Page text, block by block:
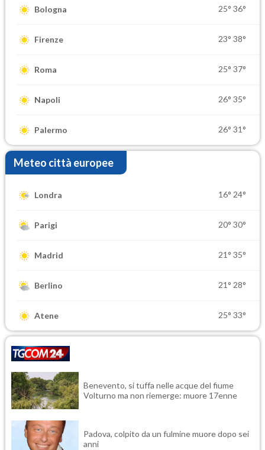
Bologna 25° 36°
Firenze 23° 38°
Roma 25° 37°
Napoli 26° 35°
Palermo 26° 31°
Meteo città europee
Londra 16° 24°
Parigi 20° 30°
Madrid 21° 35°
Berlino 21° 28°
Atene 25° 33°
Benevento, si tuffa nelle acque del fiume
Volturno ma non riemerge: muore 17enne
Padova, colpito da un fulmine muore dopo sei
anni